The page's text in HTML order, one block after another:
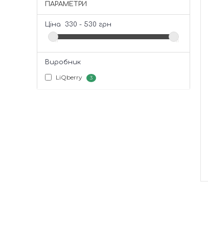
ПАРАМЕТРИ
Ціна 330 - 530 грн
Виробник
LiQberry 3